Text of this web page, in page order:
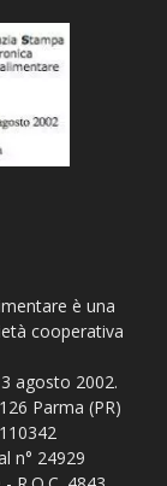
è una
cooperativa
agosto 2002.
Parma (PR)
n° 24929